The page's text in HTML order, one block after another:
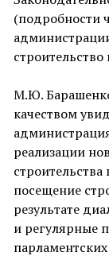
(подробности
М.Ю.
качеством
реализации
посещение
результате
и регулярные